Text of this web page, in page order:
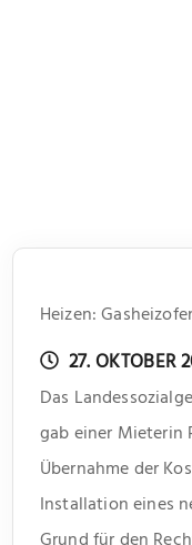
Heizen:
27. OKTOBER
Das
gab einer Mieterin
Übernahme der
Installation eines